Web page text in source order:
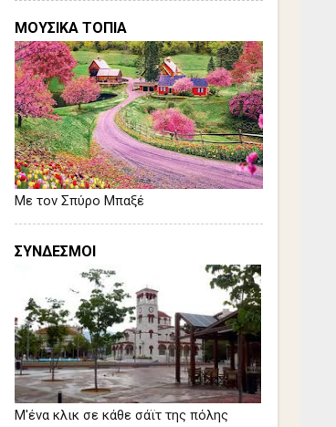
ΜΟΥΣΙΚΑ ΤΟΠΙΑ
Με τον Σπύρο Μπαξέ
ΣΥΝΔΕΣΜΟΙ
Μ'ένα κλικ σε κάθε σάϊτ της πόλης